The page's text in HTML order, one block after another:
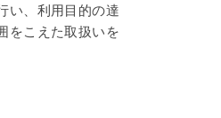
い、利用目的の達
をこえた取扱いを